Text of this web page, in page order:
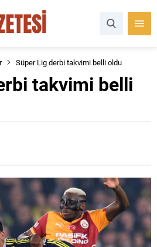
Süper Lig derbi takvimi belli oldu
takvimi belli